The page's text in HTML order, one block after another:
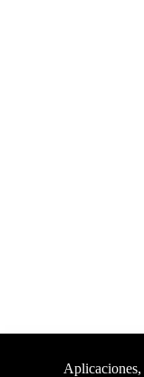
Aplicaciones,